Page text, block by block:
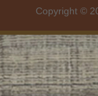
Copyright ©